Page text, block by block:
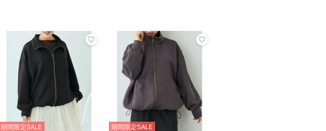
期間限定SALE 期間限定SALE